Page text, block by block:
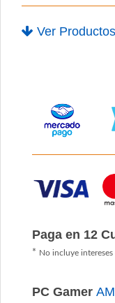
Ver
Paga en 12
* No incluye
PC Gamer